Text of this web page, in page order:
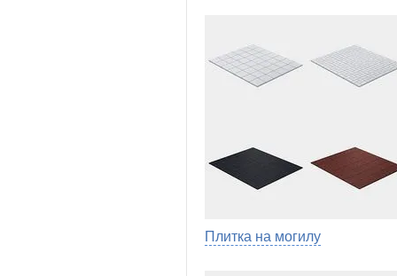
Плитка на могилу